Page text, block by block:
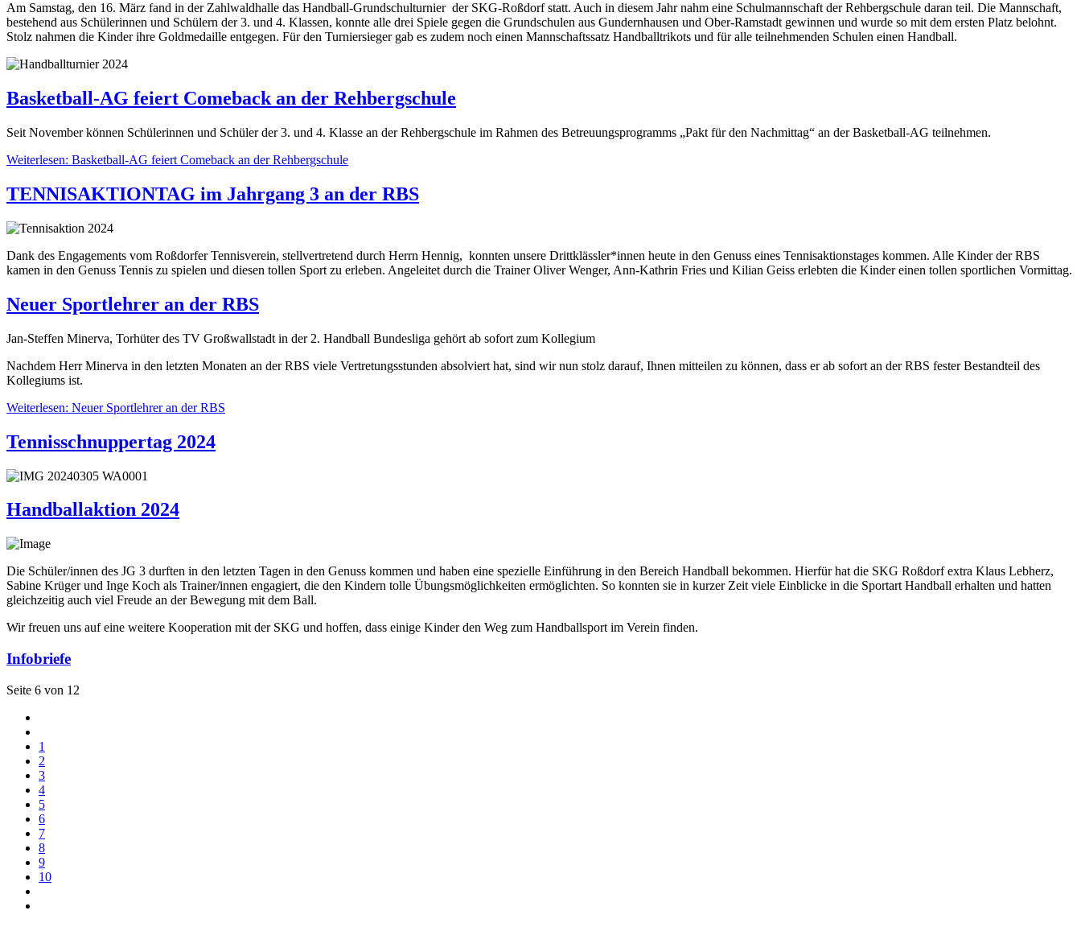
Am Samstag, den 16. März fand in der Zahlwaldhalle das Handball-Grundschulturnier der SKG-Roßdorf statt. Auch in diesem Jahr nahm eine Schulmannschaft der Rehbergschule daran teil. Die Mannschaft,
bestehend aus Schülerinnen und Schülern der 3. und 4. Klassen, konnte alle drei Spiele gegen die Grundschulen aus Gundernhausen und Ober-Ramstadt gewinnen und wurde so mit dem ersten Platz belohnt.
Stolz nahmen die Kinder ihre Goldmedaille entgegen. Für den Turniersieger gab es zudem noch einen Mannschaftssatz Handballtrikots und für alle teilnehmenden Schulen einen Handball.
Basketball-AG feiert Comeback an der Rehbergschule
Seit November können Schülerinnen und Schüler der 3. und 4. Klasse an der Rehbergschule im Rahmen des Betreuungsprogramms „Pakt für den Nachmittag“ an der Basketball-AG teilnehmen.
Weiterlesen: Basketball-AG feiert Comeback an der Rehbergschule
TENNISAKTIONTAG im Jahrgang 3 an der RBS
Dank des Engagements vom Roßdorfer Tennisverein, stellvertretend durch Herrn Hennig, konnten unsere Drittklässler*innen heute in den Genuss eines Tennisaktionstages kommen. Alle Kinder der RBS
kamen in den Genuss Tennis zu spielen und diesen tollen Sport zu erleben. Angeleitet durch die Trainer Oliver Wenger, Ann-Kathrin Fries und Kilian Geiss erlebten die Kinder einen tollen sportlichen Vormittag.
Neuer Sportlehrer an der RBS
Jan-Steffen Minerva, Torhüter des TV Großwallstadt in der 2. Handball Bundesliga gehört ab sofort zum Kollegium
Nachdem Herr Minerva in den letzten Monaten an der RBS viele Vertretungsstunden absolviert hat, sind wir nun stolz darauf, Ihnen mitteilen zu können, dass er ab sofort an der RBS fester Bestandteil des
Kollegiums ist.
Weiterlesen: Neuer Sportlehrer an der RBS
Tennisschnuppertag 2024
Handballaktion 2024
Die Schüler/innen des JG 3 durften in den letzten Tagen in den Genuss kommen und haben eine spezielle Einführung in den Bereich Handball bekommen. Hierfür hat die SKG Roßdorf extra Klaus Lebherz,
Sabine Krüger und Inge Koch als Trainer/innen engagiert, die den Kindern tolle Übungsmöglichkeiten ermöglichten. So konnten sie in kurzer Zeit viele Einblicke in die Sportart Handball erhalten und hatten
gleichzeitig auch viel Freude an der Bewegung mit dem Ball.
Wir freuen uns auf eine weitere Kooperation mit der SKG und hoffen, dass einige Kinder den Weg zum Handballsport im Verein finden.
Infobriefe
Seite 6 von 12
1
2
3
4
5
6
7
8
9
10